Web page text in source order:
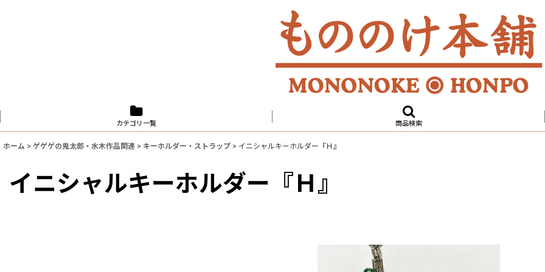
カテゴリ一覧 商品検索
ホーム > ゲゲゲの鬼太郎・水木作品関連 > キーホルダー・ストラップ > イニシャルキーホルダー『Ｈ』
イニシャルキーホルダー『Ｈ』